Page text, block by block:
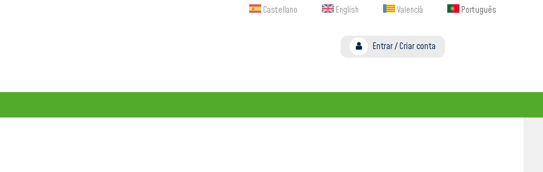
Entrar/Criar conta
Castellano English Valencià Português